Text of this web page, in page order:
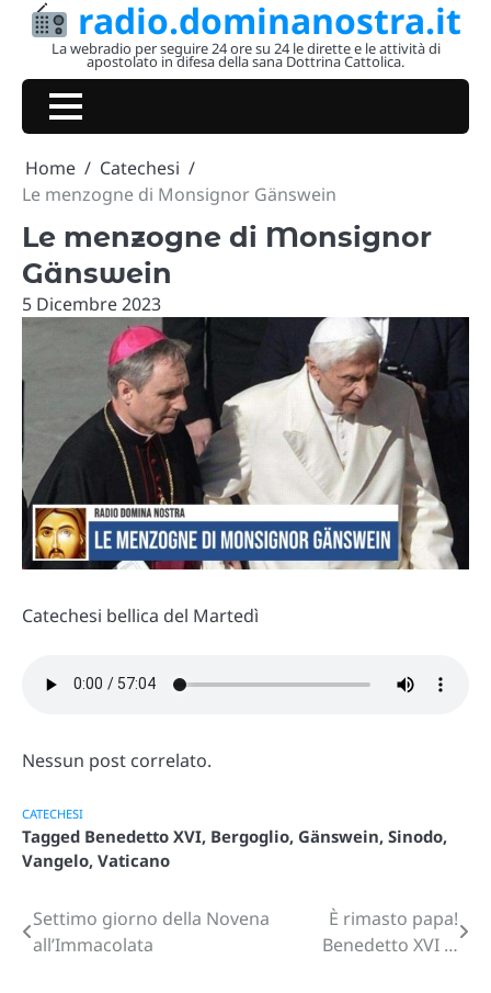
Skip
radio.dominanostra.it
La webradio per seguire 24 ore su 24 le dirette e le attività di
apostolato in difesa della sana Dottrina Cattolica.
Home
Catechesi
Le menzogne di Monsignor Gänswein
Le menzogne di Monsignor
Gänswein
5 Dicembre 2023
Catechesi bellica del Martedì
Nessun post correlato.
CATECHESI
Tagged Benedetto XVI, Bergoglio, Gänswein, Sinodo,
Vangelo, Vaticano
Navigazione
Settimo giorno della Novena
all’Immacolata
È rimasto papa!
Benedetto XVI …